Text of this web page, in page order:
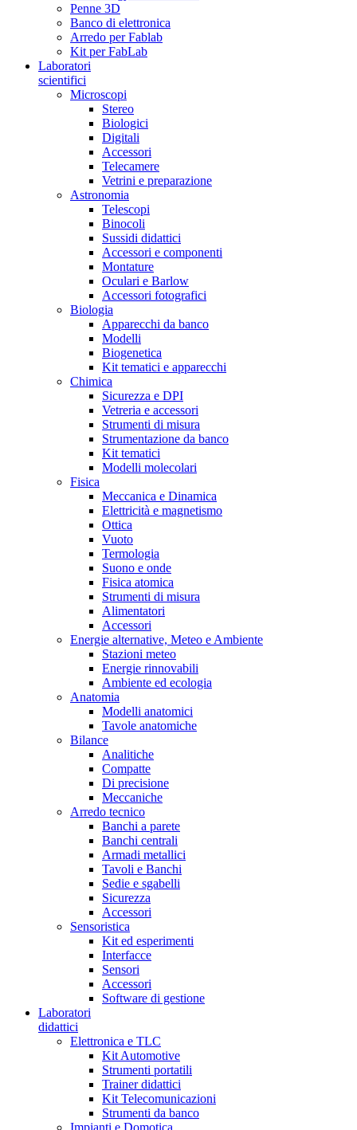
Penne 3D
Banco di elettronica
Arredo per Fablab
Kit per FabLab
Laboratori
scientifici
Microscopi
Stereo
Biologici
Digitali
Accessori
Telecamere
Vetrini e preparazione
Astronomia
Telescopi
Binocoli
Sussidi didattici
Accessori e componenti
Montature
Oculari e Barlow
Accessori fotografici
Biologia
Apparecchi da banco
Modelli
Biogenetica
Kit tematici e apparecchi
Chimica
Sicurezza e DPI
Vetreria e accessori
Strumenti di misura
Strumentazione da banco
Kit tematici
Modelli molecolari
Fisica
Meccanica e Dinamica
Elettricità e magnetismo
Ottica
Vuoto
Termologia
Suono e onde
Fisica atomica
Strumenti di misura
Alimentatori
Accessori
Energie alternative, Meteo e Ambiente
Stazioni meteo
Energie rinnovabili
Ambiente ed ecologia
Anatomia
Modelli anatomici
Tavole anatomiche
Bilance
Analitiche
Compatte
Di precisione
Meccaniche
Arredo tecnico
Banchi a parete
Banchi centrali
Armadi metallici
Tavoli e Banchi
Sedie e sgabelli
Sicurezza
Accessori
Sensoristica
Kit ed esperimenti
Interfacce
Sensori
Accessori
Software di gestione
Laboratori
didattici
Elettronica e TLC
Kit Automotive
Strumenti portatili
Trainer didattici
Kit Telecomunicazioni
Strumenti da banco
Impianti e Domotica